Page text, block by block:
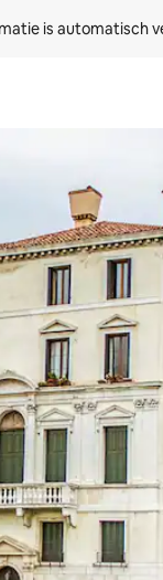
is automatisch
pijltjestoetsen